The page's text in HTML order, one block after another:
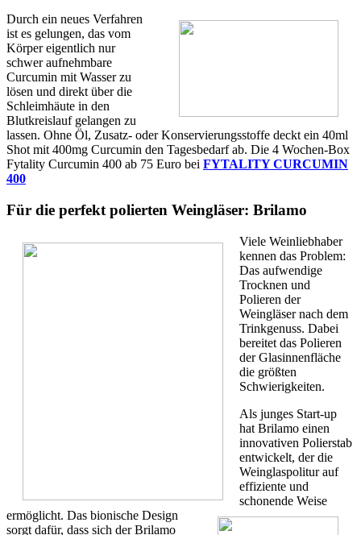
Durch ein neues Verfahren
ist es gelungen, das vom
Körper eigentlich nur
schwer aufnehmbare
Curcumin mit Wasser zu
lösen und direkt über die
Schleimhäute in den
Blutkreislauf gelangen zu
lassen. Ohne Öl, Zusatz- oder Konservierungsstoffe deckt ein 40ml
Shot mit 400mg Curcumin den Tagesbedarf ab. Die 4 Wochen-Box
Fytality Curcumin 400 ab 75 Euro bei FYTALITY CURCUMIN
400
Für die perfekt polierten Weingläser: Brilamo
Viele Weinliebhaber
kennen das Problem:
Das aufwendige
Trocknen und
Polieren der
Weingläser nach dem
Trinkgenuss. Dabei
bereitet das Polieren
der Glasinnenfläche
die größten
Schwierigkeiten.
Als junges Start-up
hat Brilamo einen
innovativen Polierstab
entwickelt, der die
Weinglaspolitur auf
effiziente und
schonende Weise
ermöglicht. Das bionische Design
sorgt dafür, dass sich der Brilamo